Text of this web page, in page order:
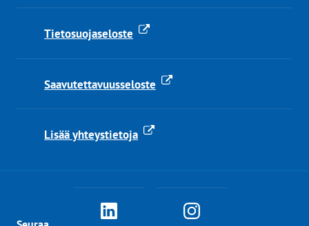
Tietosuojaseloste
Saavutettavuusseloste
Lisää yhteystietoja
PRH
PRH